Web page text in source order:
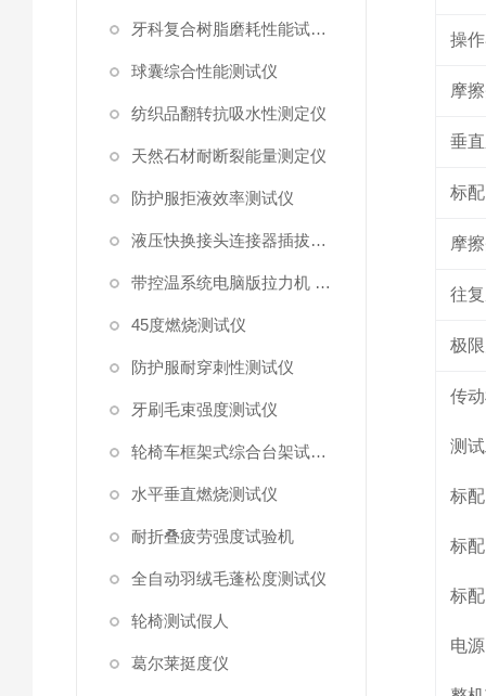
牙科复合树脂磨耗性能试验仪
球囊综合性能测试仪
纺织品翻转抗吸水性测定仪
天然石材耐断裂能量测定仪
防护服拒液效率测试仪
液压快换接头连接器插拔泄漏测试仪
带控温系统电脑版拉力机 统电脑版拉力机
45度燃烧测试仪
防护服耐穿刺性测试仪
牙刷毛束强度测试仪
轮椅车框架式综合台架试验机
水平垂直燃烧测试仪
耐折叠疲劳强度试验机
全自动羽绒毛蓬松度测试仪
轮椅测试假人
葛尔莱挺度仪
操
摩
垂
标配
摩
往
极
传
测
标配
标配
标配
电源